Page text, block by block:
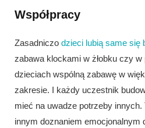
Współpracy
Zasadniczo dzieci lubią same się
zabawa klockami w żłobku czy
dzieciach wspólną zabawę w
zakresie. I każdy uczestnik
mieć na uwadze potrzeby
innym doznaniem emocjonalnym